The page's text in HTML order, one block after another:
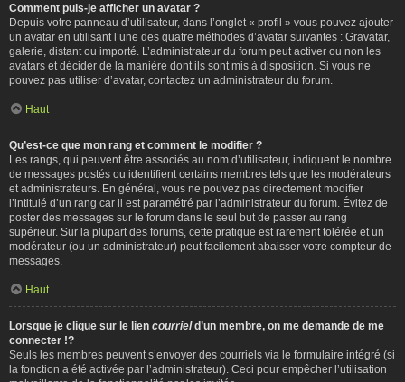
Comment puis-je afficher un avatar ?
Depuis votre panneau d’utilisateur, dans l’onglet « profil » vous pouvez ajouter
un avatar en utilisant l’une des quatre méthodes d’avatar suivantes : Gravatar,
galerie, distant ou importé. L’administrateur du forum peut activer ou non les
avatars et décider de la manière dont ils sont mis à disposition. Si vous ne
pouvez pas utiliser d’avatar, contactez un administrateur du forum.
Haut
Qu’est-ce que mon rang et comment le modifier ?
Les rangs, qui peuvent être associés au nom d’utilisateur, indiquent le nombre
de messages postés ou identifient certains membres tels que les modérateurs
et administrateurs. En général, vous ne pouvez pas directement modifier
l’intitulé d’un rang car il est paramétré par l’administrateur du forum. Évitez de
poster des messages sur le forum dans le seul but de passer au rang
supérieur. Sur la plupart des forums, cette pratique est rarement tolérée et un
modérateur (ou un administrateur) peut facilement abaisser votre compteur de
messages.
Haut
Lorsque je clique sur le lien courrield’un membre, on me demande de me
connecter !?
Seuls les membres peuvent s’envoyer des courriels via le formulaire intégré (si
la fonction a été activée par l’administrateur). Ceci pour empêcher l’utilisation